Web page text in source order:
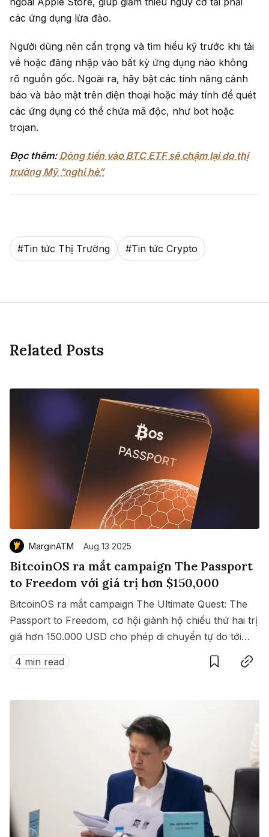
các ứng dụng lừa đảo.
Người dùng nên cẩn trọng và tìm hiểu kỹ trước khi tải
về hoặc đăng nhập vào bất kỳ ứng dụng nào không
rõ nguồn gốc. Ngoài ra, hãy bật các tính năng cảnh
báo và bảo mật trên điện thoại hoặc máy tính để quét
các ứng dụng có thể chứa mã độc, như bot hoặc
trojan.
Đọc thêm: Dòng tiền vào BTC ETF sẽ chậm lại do thị
trường Mỹ “nghỉ hè”
#Tin tức Thị Trường #Tin tức Crypto
Related Posts
MarginATM Aug 13 2025
BitcoinOS ra mắt campaign The Passport
to Freedom với giá trị hơn $150,000
BitcoinOS ra mắt campaign The Ultimate Quest: The
Passport to Freedom, cơ hội giành hộ chiếu thứ hai trị
giá hơn 150.000 USD cho phép di chuyển tự do tới
hàng loạt quốc gia không cần visa.
4 min read
SaveCopy link